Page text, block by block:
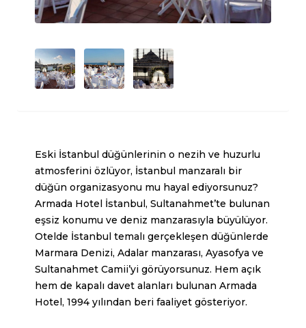
Eski İstanbul düğünlerinin o nezih ve huzurlu
atmosferini özlüyor, İstanbul manzaralı bir
düğün organizasyonu mu hayal ediyorsunuz?
Armada Hotel İstanbul, Sultanahmet’te bulunan
eşsiz konumu ve deniz manzarasıyla büyülüyor.
Otelde İstanbul temalı gerçekleşen düğünlerde
Marmara Denizi, Adalar manzarası, Ayasofya ve
Sultanahmet Camii’yi görüyorsunuz. Hem açık
hem de kapalı davet alanları bulunan Armada
Hotel, 1994 yılından beri faaliyet gösteriyor.